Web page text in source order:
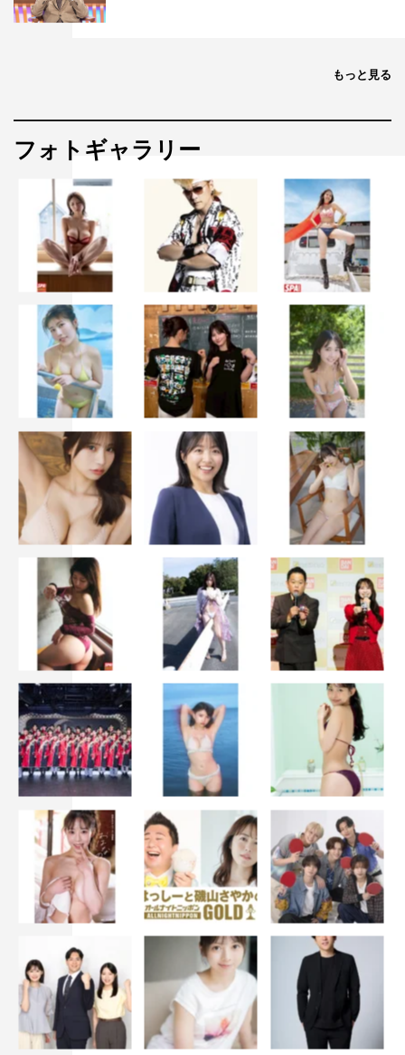
もっと見る
フォトギャラリー